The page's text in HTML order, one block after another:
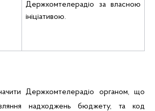
Держкомтелерадіо за власною
ініціативою.
Держкомтелерадіо органом, що
надходжень бюджету, та код